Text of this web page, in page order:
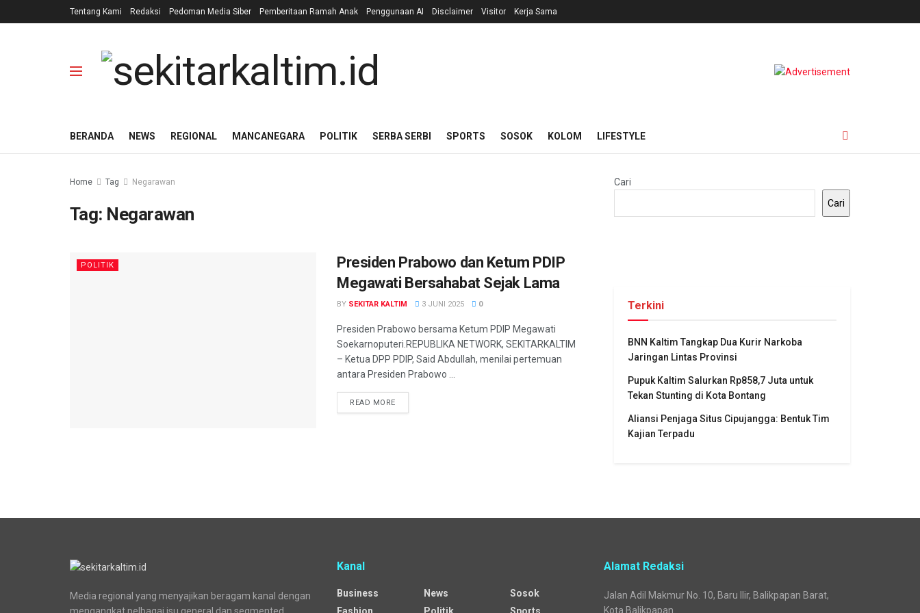
Tentang Kami Redaksi Pedoman Media Siber Pemberitaan Ramah Anak Penggunaan AI Disclaimer Visitor Kerja Sama
BERANDA NEWS REGIONAL MANCANEGARA POLITIK SERBA SERBI SPORTS SOSOK KOLOM LIFESTYLE
Home Tag Negarawan
Tag: Negarawan
POLITIK
Presiden Prabowo dan Ketum PDIP
Megawati Bersahabat Sejak Lama
BY SEKITAR KALTIM 3 JUNI 2025 0
Presiden Prabowo bersama Ketum PDIP Megawati
Soekarnoputeri.REPUBLIKA NETWORK, SEKITARKALTIM
– Ketua DPP PDIP, Said Abdullah, menilai pertemuan
antara Presiden Prabowo ...
READ MORE
Cari
Cari
Terkini
BNN Kaltim Tangkap Dua Kurir Narkoba
Jaringan Lintas Provinsi
Pupuk Kaltim Salurkan Rp858,7 Juta untuk
Tekan Stunting di Kota Bontang
Aliansi Penjaga Situs Cipujangga: Bentuk Tim
Kajian Terpadu
Media regional yang menyajikan beragam kanal dengan
Kanal
Business
News
Sosok
Alamat Redaksi
Jalan Adil Makmur No. 10, Baru Ilir, Balikpapan Barat,
Kota Balikpapan.